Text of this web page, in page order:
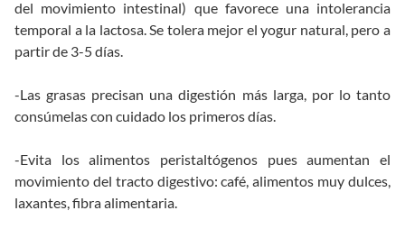
del movimiento intestinal) que favorece una intolerancia
temporal a la lactosa. Se tolera mejor el yogur natural, pero a
partir de 3-5 días.
-Las grasas precisan una digestión más larga, por lo tanto
consúmelas con cuidado los primeros días.
-Evita los alimentos peristaltógenos pues aumentan el
movimiento del tracto digestivo: café, alimentos muy dulces,
laxantes, fibra alimentaria.